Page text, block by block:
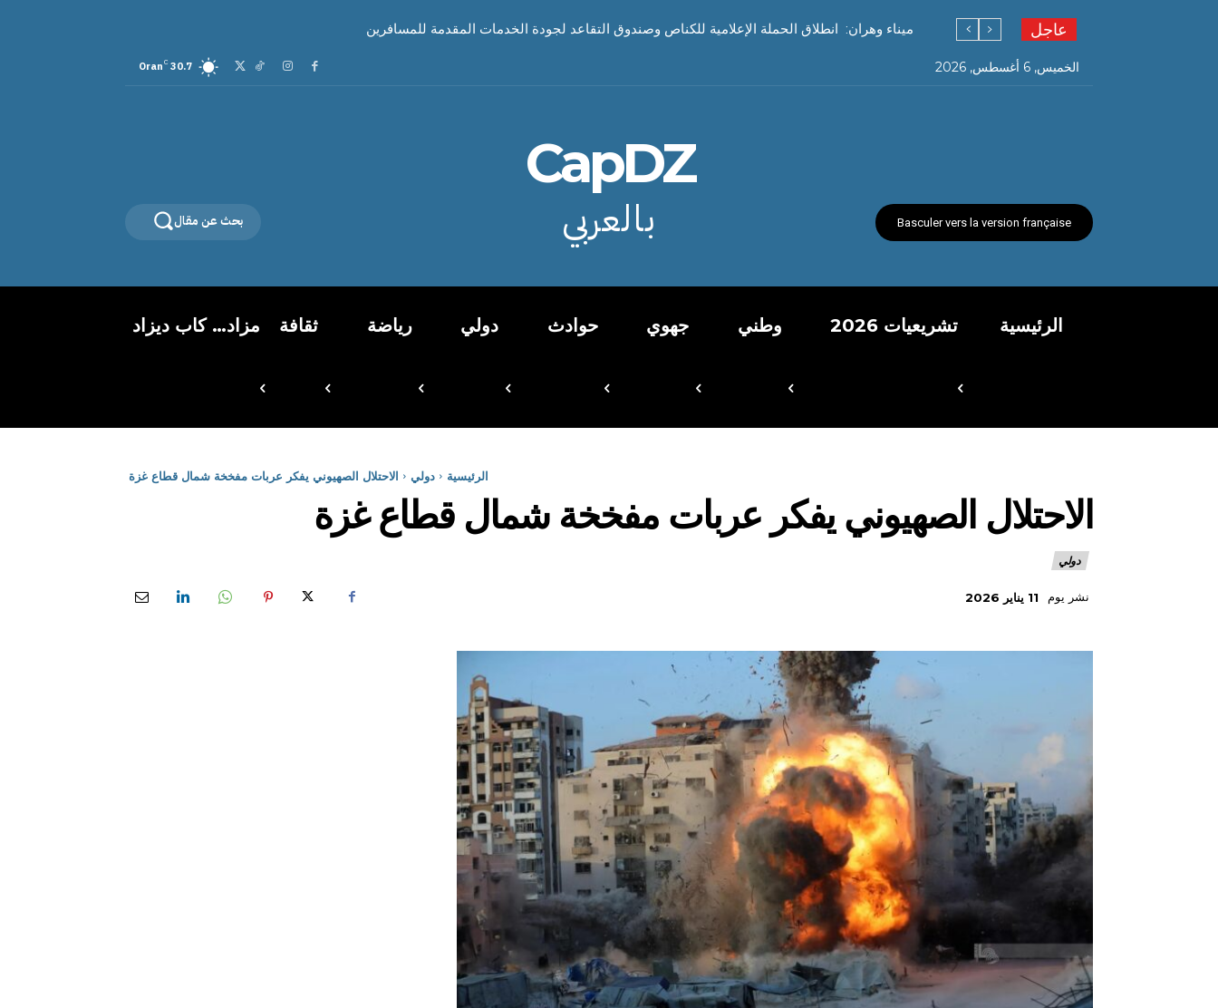
عاجل ميناء وهران: انطلاق الحملة الإعلامية للكناص وصندوق التقاعد لجودة الخدمات المقدمة للمسافرين
الخميس, 6 أغسطس, 2026 30.7
C
Oran
Basculer vers la version française
CapDZ
بالعربي بحث عن مقال
الرئيسية تشريعيات 2026 وطني جهوي حوادث دولي رياضة ثقافة مزاد… كاب ديزاد
الرئيسية دولي الاحتلال الصهيوني يفكر عربات مفخخة شمال قطاع غزة
الاحتلال الصهيوني يفكر عربات مفخخة شمال قطاع غزة
دولي
نشر يوم 11 يناير 2026